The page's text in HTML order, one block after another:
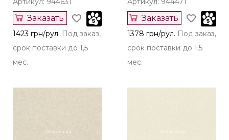
Заказать
1423 грн/рул. Под заказ,
срок поставки до 1,5
мес.
Заказать
1378 грн/рул. Под заказ,
срок поставки до 1,5
мес.